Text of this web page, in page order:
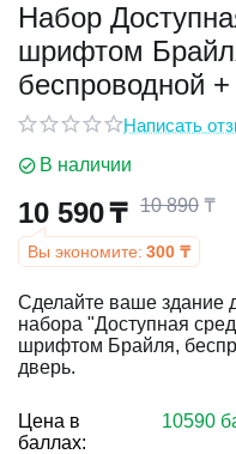
Набор
шрифтом
беспроводной
Написать
В наличии
10 590₸ 10 890 ₸
Вы экономите: 300 ₸
Сделайте ваше здание
набора "Доступная
шрифтом Брайля,
дверь.
Цена в
баллах:
10590